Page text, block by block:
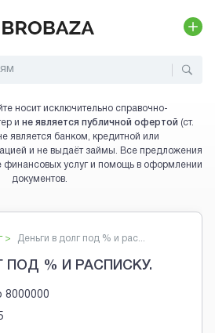
носит исключительно справочно-
и не является публичной офертой (ст.
является банком, кредитной или
и не выдаёт займы. Все предложения
финансовых услуг и помощь в оформлении
документов.
> Деньги в долг под % и рас...
ПОД % И РАСПИСКУ.
8000000